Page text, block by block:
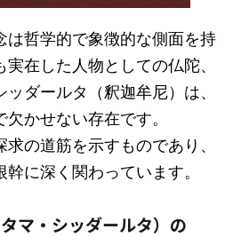
は哲学的で象徴的な側面を持
在した人物としての仏陀、
ダールタ（釈迦牟尼）は、
かせない存在です。
の道筋を示すものであり、
に深く関わっています。
マ・シッダールタ）の